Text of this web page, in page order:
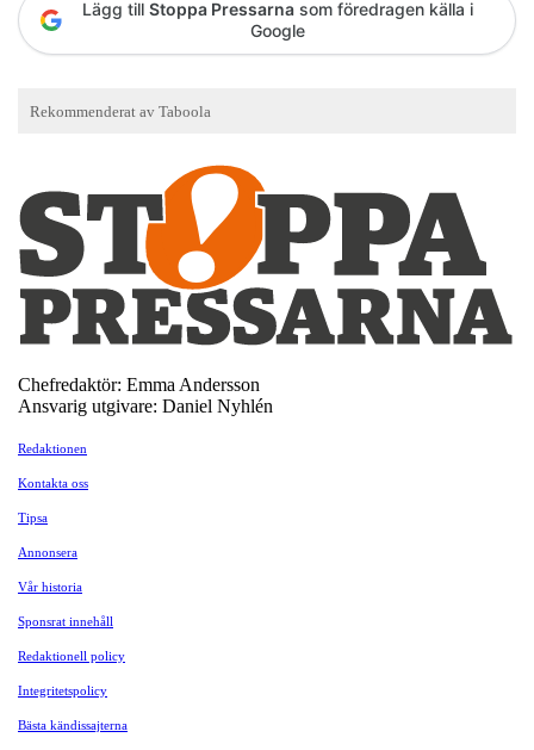
Lägg till Stoppa Pressarna som föredragen källa i
Google
Chefredaktör: Emma Andersson
Ansvarig utgivare: Daniel Nyhlén
Redaktionen
Kontakta oss
Tipsa
Annonsera
Vår historia
Sponsrat innehåll
Redaktionell policy
Integritetspolicy
Bästa kändissajterna